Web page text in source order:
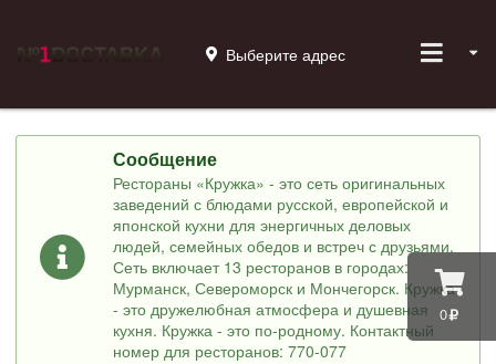
0
Выберите адрес
Сообщение
Рестораны «Кружка» - это сеть оригинальных
заведений с блюдами русской, европейской и
японской кухни для энергичных деловых
людей, семейных обедов и встреч с друзьями.
Сеть включает 13 ресторанов в городах:
Мурманск, Североморск и Мончегорск. Кружка
- это дружелюбная атмосфера и душевная
кухня. Кружка - это по-родному. Контактный
номер для ресторанов: 770-077